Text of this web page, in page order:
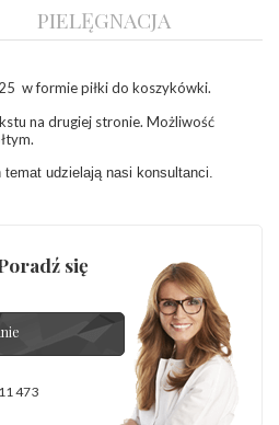
Jubiler S.C. Artur Węc, Małgorzata
dla dzieci w wieku poniżej 3 lat
w wyrobie wykonane z białego złota
zawierają nikiel
PIELĘGNACJA
w formie piłki do koszykówki.
na drugiej stronie. Możliwość
udzielają nasi konsultanci.
się
473